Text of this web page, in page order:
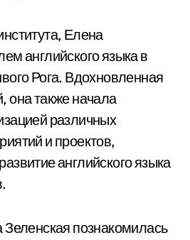
Елена
английского языка в
Рога. Вдохновленная
она также начала
различных
и проектов,
английского языка
познакомилась